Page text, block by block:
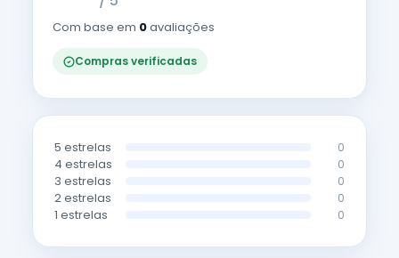
Com base em 0avaliações
Compras verificadas
5 estrelas 0
4 estrelas 0
3 estrelas 0
2 estrelas 0
1 estrelas 0